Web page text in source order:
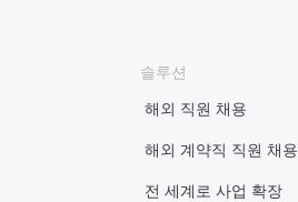
솔루션
해외 직원 채용
해외 계약직 직원 채용
전 세계로 사업 확장